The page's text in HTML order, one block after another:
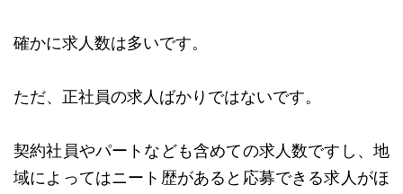
確かに求人数は多いです。
ただ、正社員の求人ばかりではないです。
契約社員やパートなども含めての求人数ですし、地
域によってはニート歴があると応募できる求人がほ